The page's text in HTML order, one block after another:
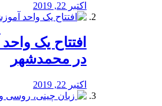
اکتبر 22, 2019
افتتاح یک
در محمدشهر
اکتبر 22, 2019